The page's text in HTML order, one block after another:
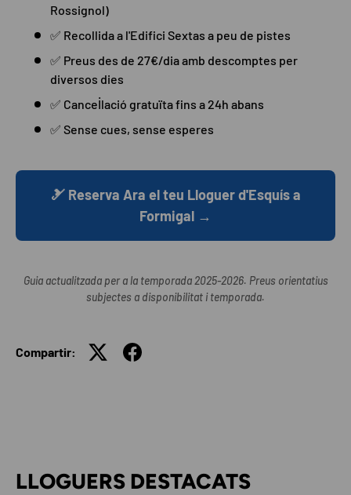
Rossignol)
✅ Recollida a l'Edifici Sextas a peu de pistes
✅ Preus des de 27€/dia amb descomptes per
diversos dies
✅ Cancel·lació gratuïta fins a 24h abans
✅ Sense cues, sense esperes
🎿 Reserva Ara el teu Lloguer d'Esquís a
Formigal →
Guia actualitzada per a la temporada 2025-2026. Preus orientatius
subjectes a disponibilitat i temporada.
Compartir:
LLOGUERS DESTACATS